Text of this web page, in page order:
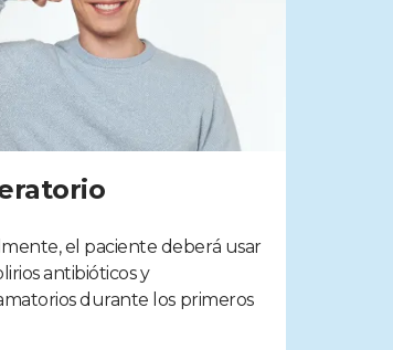
el paciente deberá usar
antibióticos y
durante los primeros